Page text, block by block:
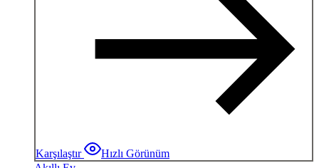
Karşılaştır
Hızlı Görünüm